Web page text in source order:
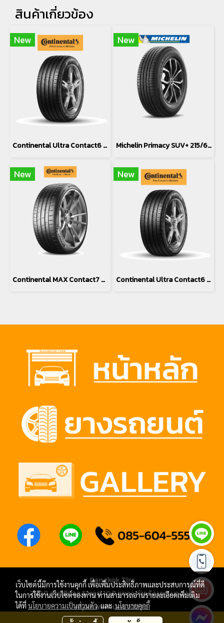
สินค้าเกี่ยวข้อง
New
Continental Ultra Contact6 UC6 SUV 215/65R16
New
Michelin Primacy SUV+ 215/65R16
New
Continental MAX Contact7 MC7 245/40R20
New
Continental Ultra Contact6 UC6 SUV 225/60R17
Bangkok Tire
288/1 สุขาภิบาล 5 ซอย 10/1 แขวง ท่าแร้ง เขต บางเขน
กรุงเทพมหานคร 10220
โทร 085-604-5555 หรือ 064-867-8028
เว็บไซต์นี้มีการใช้งานคุกกี้ เพื่อเพิ่มประสิทธิภาพและประสบการณ์ที่ดี
ในการใช้งานเว็บไซต์ของท่าน ท่านสามารถอ่านรายละเอียดเพิ่มเติม
ได้ที่นโยบายความเป็นส่วนตัวและนโยบายคุกกี้